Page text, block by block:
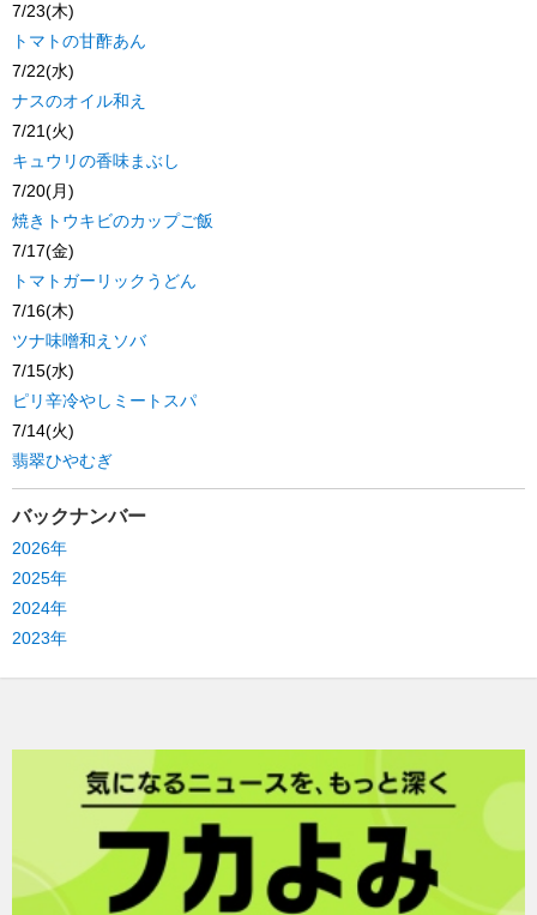
7/23(木)
トマトの甘酢あん
7/22(水)
ナスのオイル和え
7/21(火)
キュウリの香味まぶし
7/20(月)
焼きトウキビのカップご飯
7/17(金)
トマトガーリックうどん
7/16(木)
ツナ味噌和えソバ
7/15(水)
ピリ辛冷やしミートスパ
7/14(火)
翡翠ひやむぎ
バックナンバー
2026年
2025年
2024年
2023年